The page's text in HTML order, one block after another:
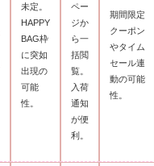
未定。
HAPPY
BAG枠
に突如
出現の
可能
性。
ペー
ジか
ら一
括閲
覧。
入荷
通知
が便
利。
期間限定
クーポン
やタイム
セール連
動の可能
性。